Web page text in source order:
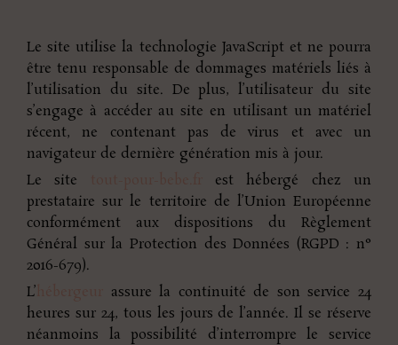
Le site utilise la technologie JavaScript et ne pourra
être tenu responsable de dommages matériels liés à
l’utilisation du site. De plus, l’utilisateur du site
s’engage à accéder au site en utilisant un matériel
récent, ne contenant pas de virus et avec un
navigateur de dernière génération mis à jour.
Le site
est hébergé chez un
prestataire sur le territoire de l’Union Européenne
conformément aux dispositions du Règlement
Général sur la Protection des Données (RGPD : n°
2016-679).
L’
assure la continuité de son service 24
heures sur 24, tous les jours de l’année. Il se réserve
néanmoins la possibilité d’interrompre le service